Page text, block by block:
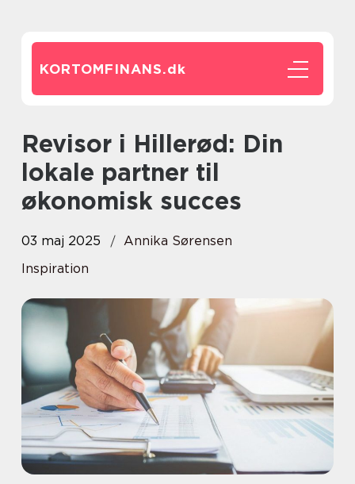
KORTOMFINANS.dk
Revisor i Hillerød: Din
lokale partner til
økonomisk succes
03 maj 2025
Annika Sørensen
Inspiration